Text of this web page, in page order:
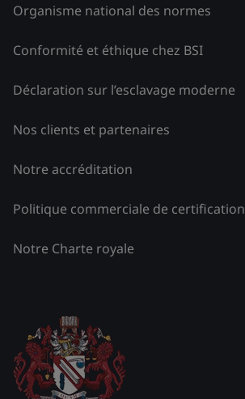
Organisme national des normes
Conformité et éthique chez BSI
Déclaration sur l’esclavage moderne
Nos clients et partenaires
Notre accréditation
Politique commerciale de certification
Notre Charte royale